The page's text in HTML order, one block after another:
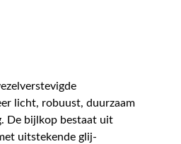
licht, robuust, duurzaam
De bijlkop bestaat uit
uitstekende glij-